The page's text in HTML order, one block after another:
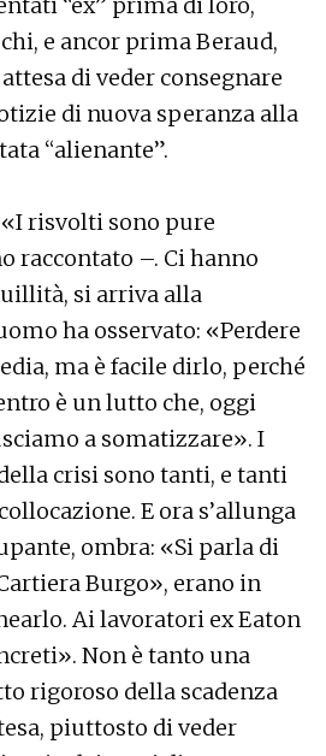
e ancor prima Beraud,
di veder consegnare
di nuova speranza alla
“alienante”.
risvolti sono pure
raccontato –. Ci hanno
si arriva alla
ha osservato: «Perdere
ma è facile dirlo, perché
è un lutto che, oggi
a somatizzare». I
crisi sono tanti, e tanti
E ora s’allunga
ombra: «Si parla di
Burgo», erano in
Ai lavoratori ex Eaton
Non è tanto una
rigoroso della scadenza
piuttosto di veder